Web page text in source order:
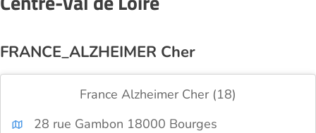
FRANCE_ALZHEIMER Cher
France Alzheimer Cher (18)
28 rue Gambon 18000 Bourges